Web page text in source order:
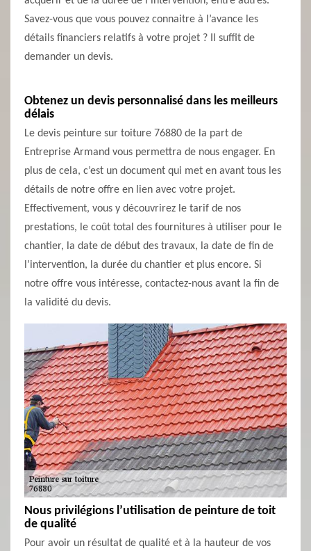
Savez-vous que vous pouvez connaitre à l’avance les
détails financiers relatifs à votre projet ? Il suffit de
demander un devis.
Obtenez un devis personnalisé dans les meilleurs
délais
Le devis peinture sur toiture 76880 de la part de
Entreprise Armand vous permettra de nous engager. En
plus de cela, c’est un document qui met en avant tous les
détails de notre offre en lien avec votre projet.
Effectivement, vous y découvrirez le tarif de nos
prestations, le coût total des fournitures à utiliser pour le
chantier, la date de début des travaux, la date de fin de
l’intervention, la durée du chantier et plus encore. Si
notre offre vous intéresse, contactez-nous avant la fin de
la validité du devis.
Nous privilégions l’utilisation de peinture de toit
de qualité
Pour avoir un résultat de qualité et à la hauteur de vos